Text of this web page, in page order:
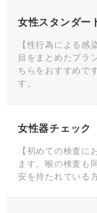
女性スタンダー
【性行為による感
目をまとめたプラ
ちらをおすすめで
す。
女性器チェック
【初めての検査に
ます。喉の検査も
安を持たれている